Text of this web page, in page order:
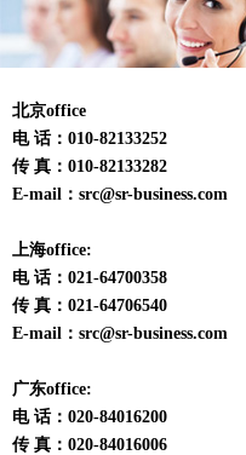
北京office
电 话：010-82133252
传 真：010-82133282
E-mail： src@sr-business.com
上海office:
电 话：021-64700358
传 真：021-64706540
E-mail： src@sr-business.com
广东office:
电 话：020-84016200
传 真：020-84016006